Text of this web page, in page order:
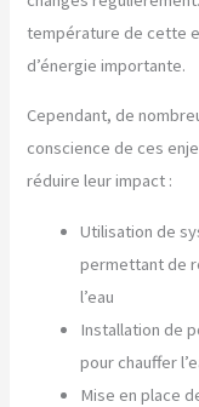
température de cette
d’énergie importante.
Cependant, de
conscience de ces
réduire leur impact :
Utilisation de
permettant de
l’eau
Installation de
pour chauffer
Mise en place